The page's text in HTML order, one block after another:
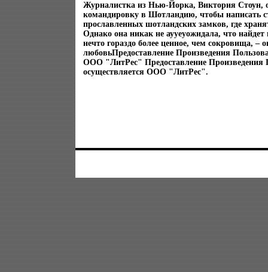
Журналистка из Нью-Йорка, Виктория Стоун,
командировку в Шотландию, чтобы написать
прославленных шотландских замков, где
Однако она никак не аууеуожидала, что
нечто гораздо более ценное, чем сокровища, –
любовьПредоставление Произведения
ООО "ЛитРес" Предоставление Произведения
осуществляется ООО "ЛитРес".